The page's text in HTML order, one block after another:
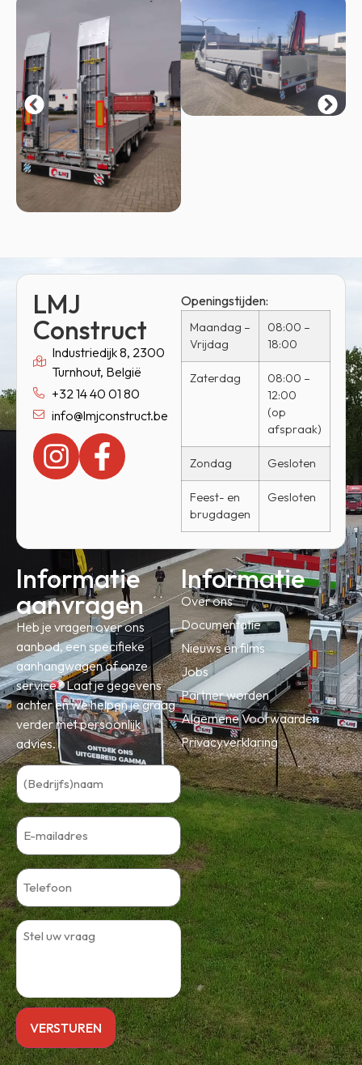
LMJ
Construct
Industriedijk 8, 2300
Turnhout, België
+32 14 40 01 80
info@lmjconstruct.be
Openingstijden:
Maandag –
Vrijdag
08:00 –
18:00
Zaterdag
08:00 –
12:00
(op
afspraak)
Zondag Gesloten
Feest- en
brugdagen
Gesloten
Informatie
aanvragen
Heb je vragen over ons
aanbod, een specifieke
aanhangwagen of onze
service? Laat je gegevens
achter en we helpen je graag
verder met persoonlijk
advies.
Informatie
Over ons
Documentatie
Nieuws en films
Jobs
Partner worden
Algemene Voorwaarden
Privacyverklaring